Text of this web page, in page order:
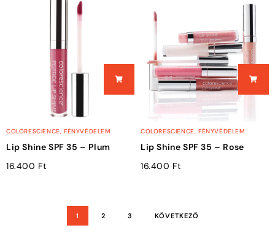
COLORESCIENCE,FÉNYVÉDELEM
Lip Shine SPF 35 – Plum
16.400 Ft
COLORESCIENCE,FÉNYVÉDELEM
Lip Shine SPF 35 – Rose
16.400 Ft
1 2 3 KÖVETKEZŐ